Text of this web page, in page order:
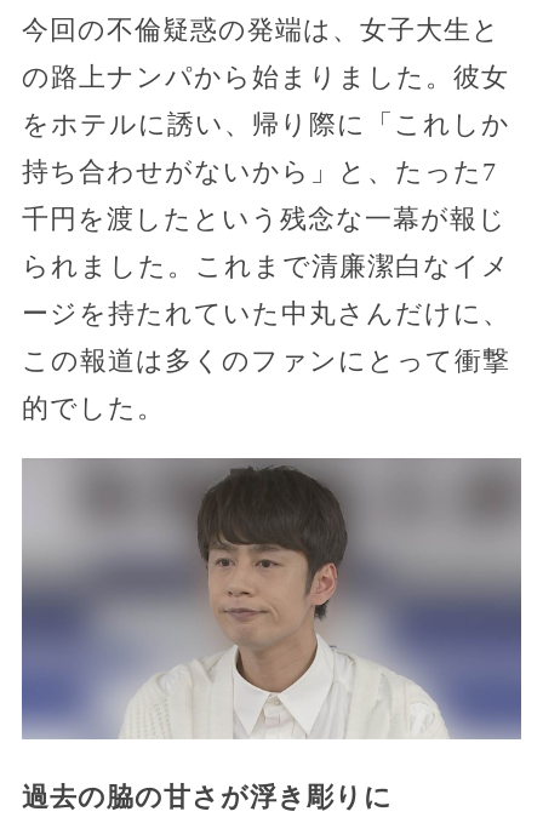
今回の不倫疑惑の発端は、女子大生と
の路上ナンパから始まりました。彼女
をホテルに誘い、帰り際に「これしか
持ち合わせがないから」と、たった7
千円を渡したという残念な一幕が報じ
られました。これまで清廉潔白なイメ
ージを持たれていた中丸さんだけに、
この報道は多くのファンにとって衝撃
的でした。
過去の脇の甘さが浮き彫りに